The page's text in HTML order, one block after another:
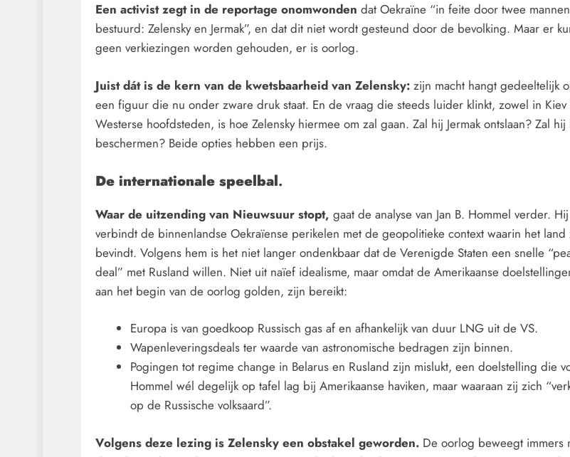
Een activist zegt in de reportage onomwonden dat Oekraïne “in feite door twee
bestuurd: Zelensky en Jermak”, en dat dit niet wordt gesteund door de bevolking. Maar er
geen verkiezingen worden gehouden, er is oorlog.
Juist dát is de kern van de kwetsbaarheid van Zelensky: zijn macht hangt gedeeltelijk
een figuur die nu onder zware druk staat. En de vraag die steeds luider klinkt, zowel in Kiev
Westerse hoofdsteden, is hoe Zelensky hiermee om zal gaan. Zal hij Jermak ontslaan? Zal hij
beschermen? Beide opties hebben een prijs.
De internationale speelbal.
Waar de uitzending van Nieuwsuur stopt, gaat de analyse van Jan B. Hommel verder. Hij
verbindt de binnenlandse Oekraïense perikelen met de geopolitieke context waarin het land
bevindt. Volgens hem is het niet langer ondenkbaar dat de Verenigde Staten een snelle
deal” met Rusland willen. Niet uit naïef idealisme, maar omdat de Amerikaanse
aan het begin van de oorlog golden, zijn bereikt:
Europa is van goedkoop Russisch gas af en afhankelijk van duur LNG uit de VS.
Wapenleveringsdeals ter waarde van astronomische bedragen zijn binnen.
Pogingen tot regime change in Belarus en Rusland zijn mislukt, een doelstelling die
Hommel wél degelijk op tafel lag bij Amerikaanse haviken, maar waaraan zij zich
op de Russische volksaard”.
Volgens deze lezing is Zelensky een obstakel geworden. De oorlog beweegt immers
KLIMAATBEDROG MACHT
terugvonden.
1 dag geleden